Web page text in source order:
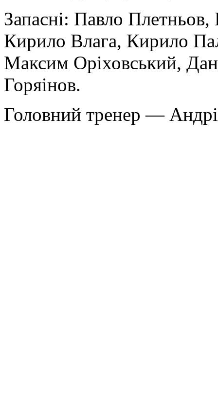
Запасні: Павло
Кирило Влага, Кирило
Максим Оріховський,
Горяінов.
Головний тренер —